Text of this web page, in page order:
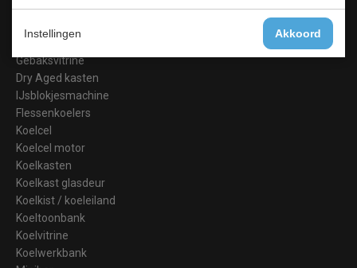
Instellingen Akkoord
Bakkerij Koelkasten
Gebaksvitrine
Dry Aged kasten
IJsblokjesmachine
Flessenkoelers
Koelcel
Koelcel motor
Koelkasten
Koelkast glasdeur
Koelkist / koeleiland
Koeltoonbank
Koelvitrine
Koelwerkbank